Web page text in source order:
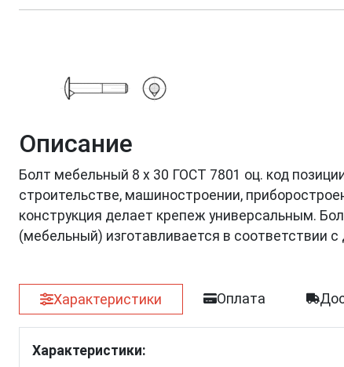
Описание
Болт мебельный 8 х 30 ГОСТ 7801 оц. код
строительстве, машиностроении,
конструкция делает крепеж универсальным.
(мебельный) изготавливается в соответствии
Характеристики Оплата
Характеристики: